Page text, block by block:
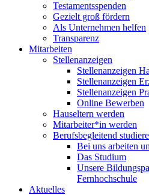
Testamentsspenden
Gezielt groß fördern
Als Unternehmen helfen
Transparenz
Mitarbeiten
Stellenanzeigen
Stellenanzeigen
Stellenanzeigen
Stellenanzeigen
Online Bewerben
Hauseltern werden
Mitarbeiter*in werden
Berufsbegleitend
Bei uns arbeiten
Das Studium
Unsere
Fernhochschule
Aktuelles